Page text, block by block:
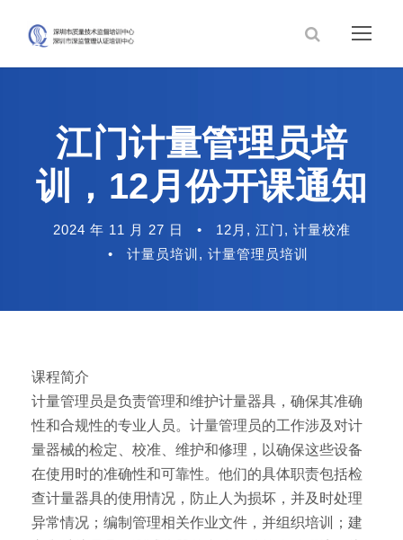
江门计量管理员培
训，12月份开课通知
2024 年 11 月 27 日 • 12月 , 江门, 计量校准
•
计量员培训 , 计量管理员培训
课程简介
计量管理员是负责管理和维护计量器具，确保其准确
性和合规性的专业人员。计量管理员的工作涉及对计
量器械的检定、校准、维护和修理，以确保这些设备
在使用时的准确性和可靠性。他们的具体职责包括检
查计量器具的使用情况，防止人为损坏，并及时处理
异常情况；编制管理相关作业文件，并组织培训；建